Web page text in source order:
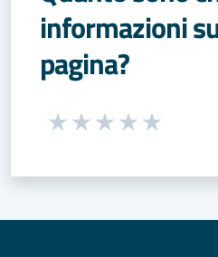
informazioni
pagina?
Seleziona una